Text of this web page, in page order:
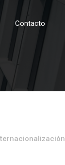
Contacto